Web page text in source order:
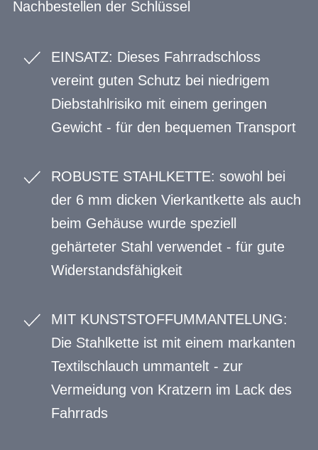
Nachbestellen der Schlüssel
EINSATZ: Dieses Fahrradschloss
vereint guten Schutz bei niedrigem
Diebstahlrisiko mit einem geringen
Gewicht - für den bequemen Transport
ROBUSTE STAHLKETTE: sowohl bei
der 6 mm dicken Vierkantkette als auch
beim Gehäuse wurde speziell
gehärteter Stahl verwendet - für gute
Widerstandsfähigkeit
MIT KUNSTSTOFFUMMANTELUNG:
Die Stahlkette ist mit einem markanten
Textilschlauch ummantelt - zur
Vermeidung von Kratzern im Lack des
Fahrrads